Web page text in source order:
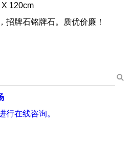
120cm
招牌石铭牌石。质优价廉！